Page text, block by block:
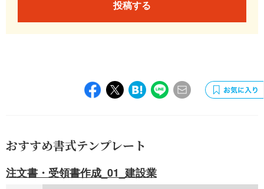
投稿する
おすすめ書式テンプレート
注文書・受領書作成_01_建設業